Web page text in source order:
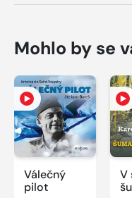
Mohlo by se
Válečný
pilot
V